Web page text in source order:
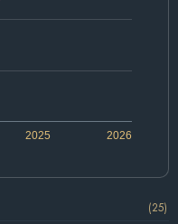
2026
2025
(25)